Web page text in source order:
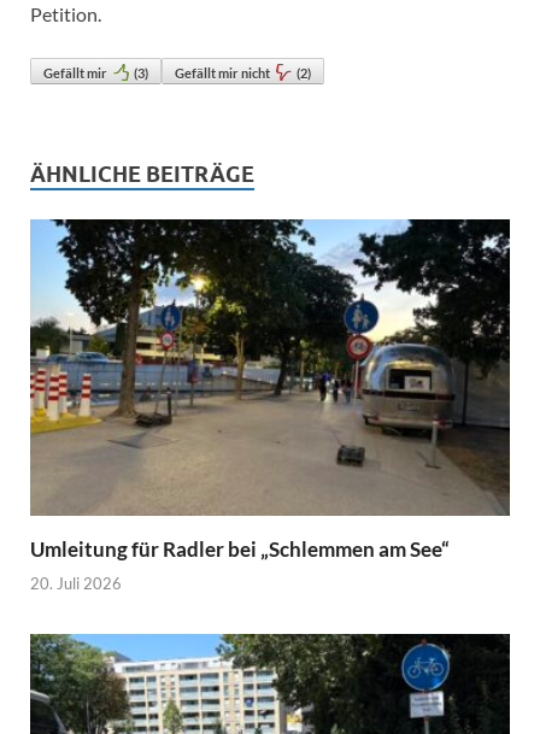
Petition.
Gefällt mir (3) Gefällt mir nicht (2)
ÄHNLICHE BEITRÄGE
Umleitung für Radler bei „Schlemmen am See“
20. Juli 2026